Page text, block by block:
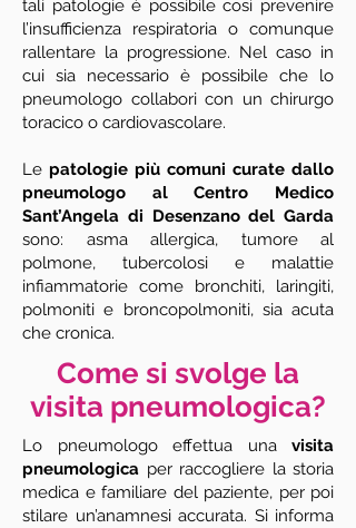
tali patologie è possibile così prevenire
l’insufficienza respiratoria o comunque
rallentare la progressione. Nel caso in
cui sia necessario è possibile che lo
pneumologo collabori con un chirurgo
toracico o cardiovascolare.
Le patologie più comuni curate dallo
pneumologo al Centro Medico
Sant’Angela di Desenzano del Garda
sono: asma allergica, tumore al
polmone, tubercolosi e malattie
infiammatorie come bronchiti, laringiti,
polmoniti e broncopolmoniti, sia acuta
che cronica.
Come si svolge la
visita pneumologica?
Lo pneumologo effettua una visita
pneumologica per raccogliere la storia
medica e familiare del paziente, per poi
stilare un’anamnesi accurata. Si informa